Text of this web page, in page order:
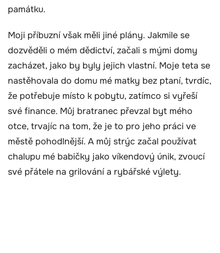
památku.
Moji příbuzní však měli jiné plány. Jakmile se
dozvěděli o mém dědictví, začali s mými domy
zacházet, jako by byly jejich vlastní. Moje teta se
nastěhovala do domu mé matky bez ptaní, tvrdíc,
že potřebuje místo k pobytu, zatímco si vyřeší
své finance. Můj bratranec převzal byt mého
otce, trvajíc na tom, že je to pro jeho práci ve
městě pohodlnější. A můj strýc začal používat
chalupu mé babičky jako víkendový únik, zvoucí
své přátele na grilování a rybářské výlety.